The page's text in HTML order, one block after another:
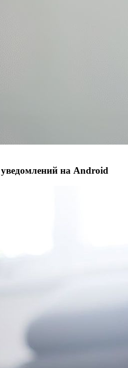
на Android